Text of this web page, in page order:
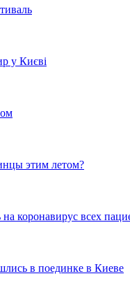
у Києві
этим летом?
коронавирус всех
в поединке в Киеве